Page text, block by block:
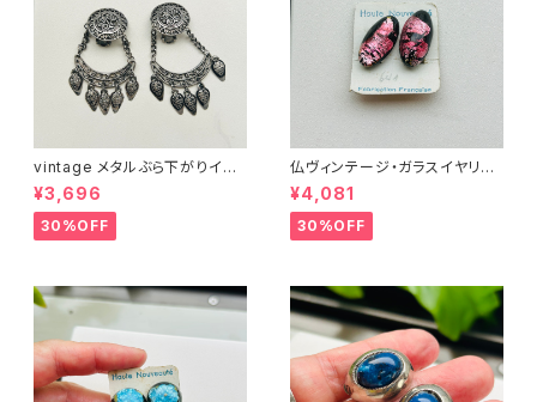
vintage メタルぶら下がりイヤ
リング
¥3,696
30%OFF
仏ヴィンテージ・ガラスイヤリン
グ（ピンクOval）
¥4,081
30%OFF